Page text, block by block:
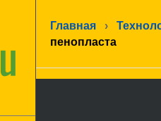
Главная ›
пенопласта